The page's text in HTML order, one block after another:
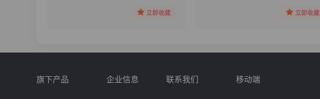
立即收藏 立即收藏
旗下产品 企业信息 联系我们 移动端